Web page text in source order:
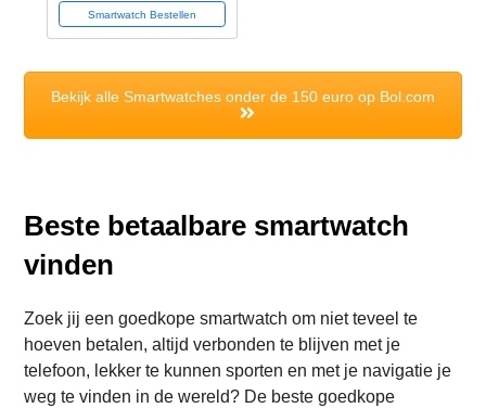
Smartwatch Bestellen
Bekijk alle Smartwatches onder de 150 euro op Bol.com
Beste betaalbare smartwatch
vinden
Zoek jij een goedkope smartwatch om niet teveel te
hoeven betalen, altijd verbonden te blijven met je
telefoon, lekker te kunnen sporten en met je navigatie je
weg te vinden in de wereld? De beste goedkope